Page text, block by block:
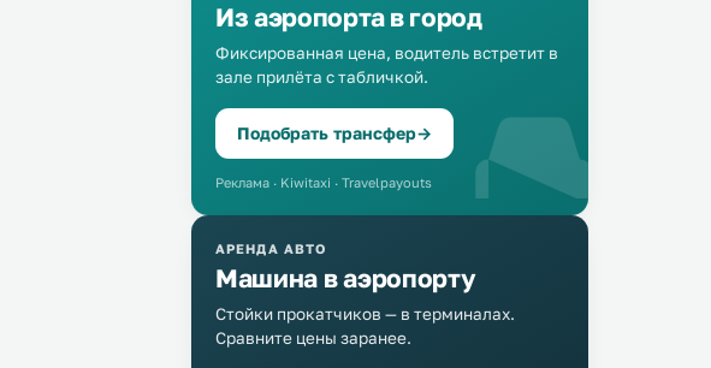
Из аэропорта в город
Фиксированная цена, водитель встретит в
зале прилёта с табличкой.
Подобрать трансфер→
Реклама · Kiwitaxi · Travelpayouts
АРЕНДА АВТО
Машина в аэропорту
Стойки прокатчиков — в терминалах.
Сравните цены заранее.